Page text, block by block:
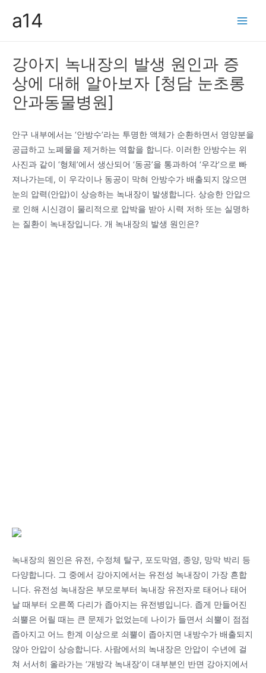
a14
강아지 녹내장의 발생 원인과 증
상에 대해 알아보자 [청담 눈초롱
안과동물병원]
안구 내부에서는 ‘안방수’라는 투명한 액체가 순환하면서 영양분을
공급하고 노폐물을 제거하는 역할을 합니다. 이러한 안방수는 위
사진과 같이 ‘형체’에서 생산되어 ‘동공’을 통과하여 ‘우각’으로 빠
져나가는데, 이 우각이나 동공이 막혀 안방수가 배출되지 않으면
눈의 압력(안압)이 상승하는 녹내장이 발생합니다. 상승한 안압으
로 인해 시신경이 물리적으로 압박을 받아 시력 저하 또는 실명하
는 질환이 녹내장입니다. 개 녹내장의 발생 원인은?
녹내장의 원인은 유전, 수정체 탈구, 포도막염, 종양, 망막 박리 등
다양합니다. 그 중에서 강아지에서는 유전성 녹내장이 가장 흔합
니다. 유전성 녹내장은 부모로부터 녹내장 유전자로 태어나 태어
날 때부터 오른쪽 다리가 좁아지는 유전병입니다. 좁게 만들어진
쇠뿔은 어릴 때는 큰 문제가 없었는데 나이가 들면서 쇠뿔이 점점
좁아지고 어느 한계 이상으로 쇠뿔이 좁아지면 내방수가 배출되지
않아 안압이 상승합니다. 사람에서의 녹내장은 안압이 수년에 걸
쳐 서서히 올라가는 ‘개방각 녹내장’이 대부분인 반면 강아지에서